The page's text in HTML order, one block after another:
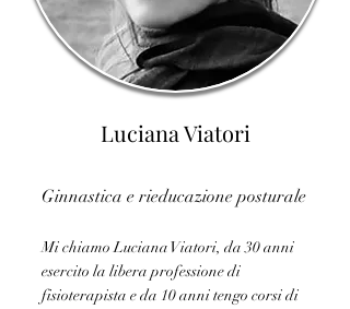
Luciana Viatori
Ginnastica e rieducazione posturale
Mi chiamo Luciana Viatori, da 30 anni
esercito la libera professione di
fisioterapista e da 10 anni tengo corsi di